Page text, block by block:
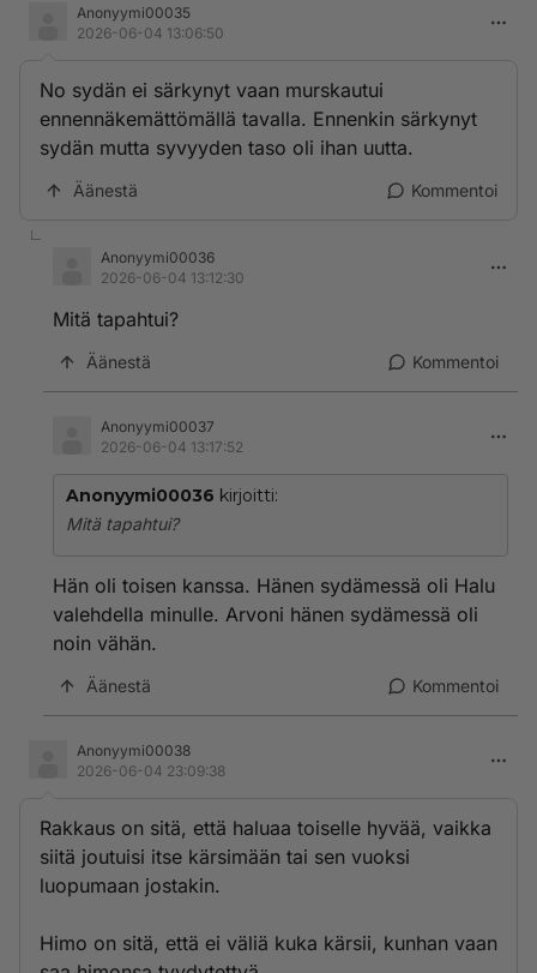
Anonyymi00035
2026-06-04 13:06:50
No sydän ei särkynyt vaan murskautui
ennennäkemättömällä tavalla. Ennenkin särkynyt
sydän mutta syvyyden taso oli ihan uutta.
Äänestä Kommentoi
Anonyymi00036
2026-06-04 13:12:30
Mitä tapahtui?
Äänestä Kommentoi
Anonyymi00037
2026-06-04 13:17:52
Anonyymi00036 kirjoitti:
Mitä tapahtui?
Hän oli toisen kanssa. Hänen sydämessä oli Halu
valehdella minulle. Arvoni hänen sydämessä oli
noin vähän.
Äänestä Kommentoi
Anonyymi00038
2026-06-04 23:09:38
Rakkaus on sitä, että haluaa toiselle hyvää, vaikka
siitä joutuisi itse kärsimään tai sen vuoksi
luopumaan jostakin.
Himo on sitä, että ei väliä kuka kärsii, kunhan vaan